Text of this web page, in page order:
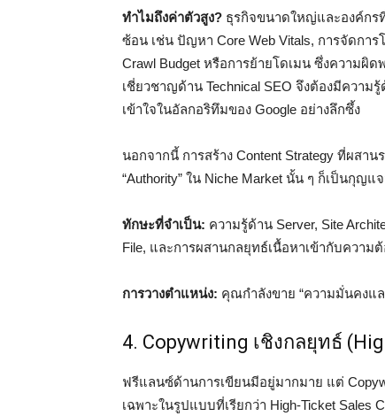
ทำไมถึงค่าตัวสูง? ธุรกิจขนาดใหญ่และองค์ก
ซ้อน เช่น ปัญหา Core Web Vitals, การจัดกา
Crawl Budget หรือการย้ายโดเมน ซึ่งความผิ
เชี่ยวชาญด้าน Technical SEO จึงต้องมีความ
เข้าใจในอัลกอริทึมของ Google อย่างลึกซึ้ง
นอกจากนี้ การสร้าง Content Strategy ที่ผสา
“Authority” ใน Niche Market นั้น ๆ ก็เป็นกุญ
ทักษะที่จำเป็น: ความรู้ด้าน Server, Site
File, และการผสานกลยุทธ์เนื้อหาเข้ากับความ
การวางตำแหน่ง: คุณกำลังขาย “ความมั่นคงแ
4. Copywriting เชิงกลยุทธ์
ฟรีแลนซ์ด้านการเขียนมีอยู่มากมาย แต่
เฉพาะในรูปแบบที่เรียกว่า High-Ticket Sales